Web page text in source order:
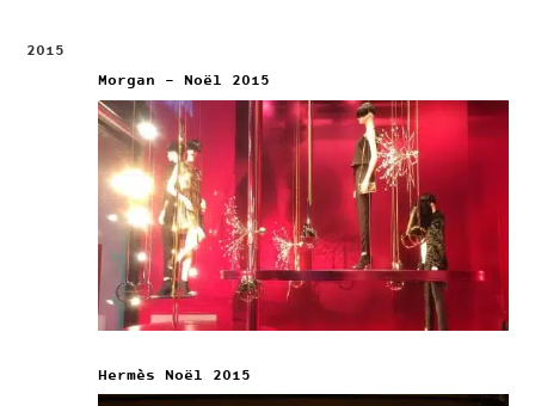
2015
Morgan – Noël 2015
Hermès Noël 2015